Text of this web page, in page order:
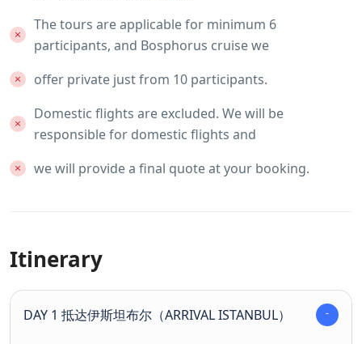
The tours are applicable for minimum 6
participants, and Bosphorus cruise we
offer private just from 10 participants.
Domestic flights are excluded. We will be
responsible for domestic flights and
we will provide a final quote at your booking.
Itinerary
DAY 1 抵达伊斯坦布尔（ARRIVAL ISTANBUL）